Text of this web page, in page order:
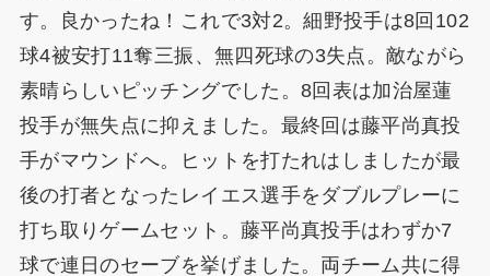
す。良かったね！これで3対2。細野投手は8回102
球4被安打11奪三振、無四死球の3失点。敵ながら
素晴らしいピッチングでした。8回表は加治屋蓮
投手が無失点に抑えました。最終回は藤平尚真投
手がマウンドへ。ヒットを打たれはしましたが最
後の打者となったレイエス選手をダブルプレーに
打ち取りゲームセット。藤平尚真投手はわずか7
球で連日のセーブを挙げました。両チーム共に得